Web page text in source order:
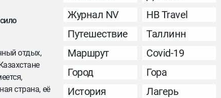
отдых,
страна, её
Журнал NV
НВ Travel
Путешествие
Таллинн
Маршрут
Covid-19
Город
Гора
История
Лагерь